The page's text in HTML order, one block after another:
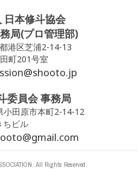
日本修斗協会
局(プロ管理部)
港区芝浦2-14-13
町201号室
委員会 事務局
小田原市本町2-14-12
ちビル
All Rights Reserved.